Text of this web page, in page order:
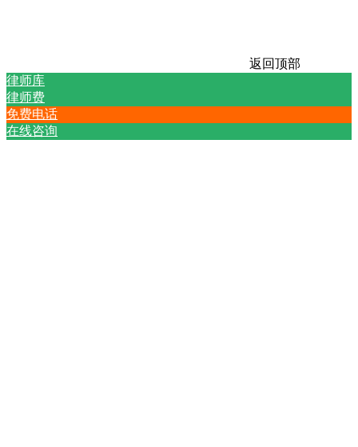
返回顶部
律师库
律师费
免费电话
在线咨询